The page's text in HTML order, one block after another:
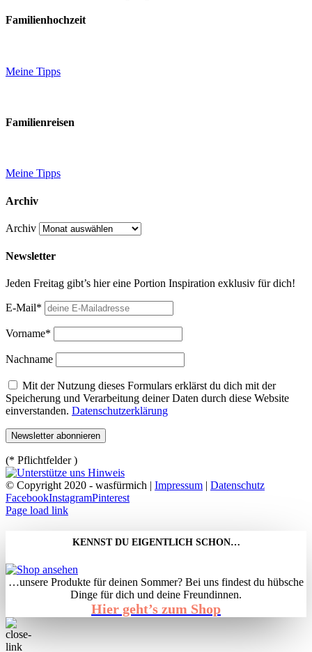
Familienhochzeit
Meine Tipps
Familienreisen
Meine Tipps
Archiv
Archiv
Newsletter
Jeden Freitag gibt’s hier eine Portion Inspiration exklusiv für dich!
E-Mail*
Vorname*
Nachname
Mit der Nutzung dieses Formulars erklärst du dich mit der
Speicherung und Verarbeitung deiner Daten durch diese Website
einverstanden. Datenschutzerklärung
(* Pflichtfelder )
© Copyright 2020 - wasfürmich | Impressum | Datenschutz
FacebookInstagramPinterest
Page load link
KENNST DU EIGENTLICH SCHON…
…unsere Produkte für deinen Sommer? Bei uns findest du hübsche
Dinge für dich und deine Freundinnen.
Hier geht’s zum Shop